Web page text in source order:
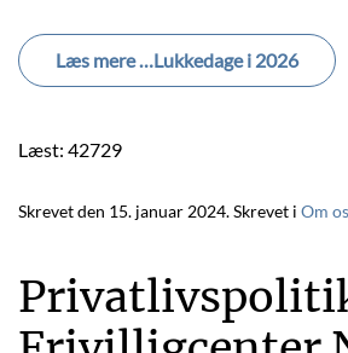
Læs mere …Lukkedage i 2026
Læst: 42729
Skrevet den 15. januar 2024. Skrevet i Om os